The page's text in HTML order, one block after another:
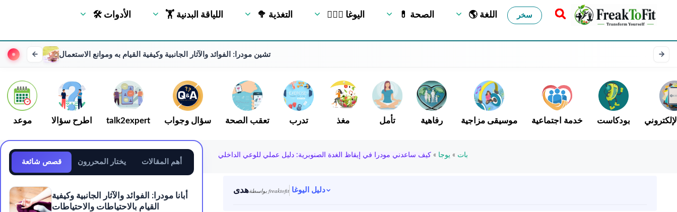
🛠 الأدوات 🏋 اللياقة البدنية 🥦 التغذية 🧘🏻‍♂️ اليوغا 💊 الصحة 🌎 اللغة سخر
تشين مودرا: الفوائد والآثار الجانبية وكيفية القيام به وموانع الاستعمال
موعد اطرح سؤالا talk2expert سؤال وجواب تعقب الصحة تدرب مغذ تأمل رفاهية موسيقى مزاجية خدمة اجتماعية بودكاست
بات » يوجا » كيف ساعدني مودرا في إيقاظ الغدة الصنوبرية: دليل عملي للوعي الداخلي
هدى بواسطة freaktofit دليل اليوغا
قصص شائعة يختار المحررون أهم المقالات
أبانا مودرا: الفوائد والآثار الجانبية وكيفية
القيام بالاحتياطات والاحتياطات